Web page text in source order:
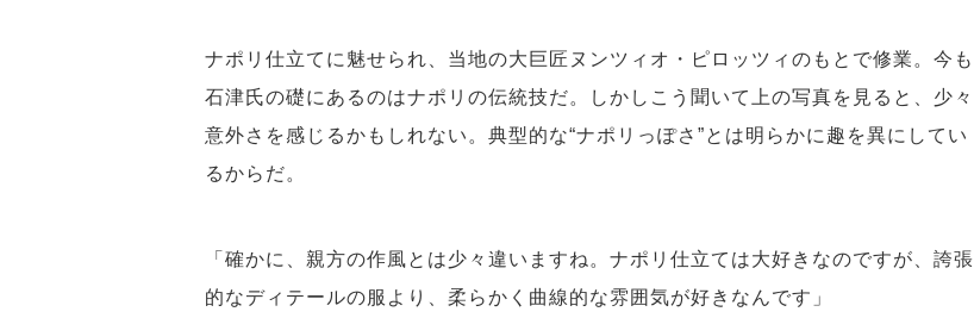
ナポリ仕立てに魅せられ、当地の大巨匠ヌンツィオ・ピロッツィのもとで修業。今も
石津氏の礎にあるのはナポリの伝統技だ。しかしこう聞いて上の写真を見ると、少々
意外さを感じるかもしれない。典型的な“ナポリっぽさ”とは明らかに趣を異にしてい
るからだ。
「確かに、親方の作風とは少々違いますね。ナポリ仕立ては大好きなのですが、誇張
的なディテールの服より、柔らかく曲線的な雰囲気が好きなんです」